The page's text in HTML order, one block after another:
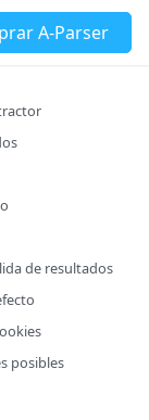
A-Parser
de resultados
posibles